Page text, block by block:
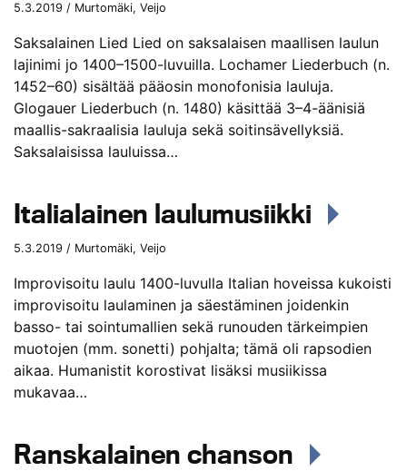
5.3.2019 / Murtomäki, Veijo
Saksalainen Lied Lied on saksalaisen maallisen laulun
lajinimi jo 1400–1500-luvuilla. Lochamer Liederbuch (n.
1452–60) sisältää pääosin monofonisia lauluja.
Glogauer Liederbuch (n. 1480) käsittää 3–4-äänisiä
maallis-sakraalisia lauluja sekä soitinsävellyksiä.
Saksalaisissa lauluissa…
Italialainen laulumusiikki
5.3.2019 / Murtomäki, Veijo
Improvisoitu laulu 1400-luvulla Italian hoveissa kukoisti
improvisoitu laulaminen ja säestäminen joidenkin
basso- tai sointumallien sekä runouden tärkeimpien
muotojen (mm. sonetti) pohjalta; tämä oli rapsodien
aikaa. Humanistit korostivat lisäksi musiikissa
mukavaa…
Ranskalainen chanson